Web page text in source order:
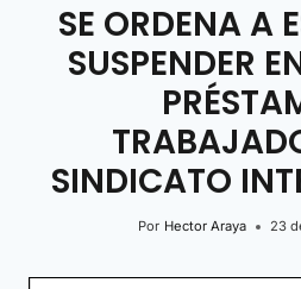
SE ORDENA A
SUSPENDER
SINDICATO
Por Hector Araya 23